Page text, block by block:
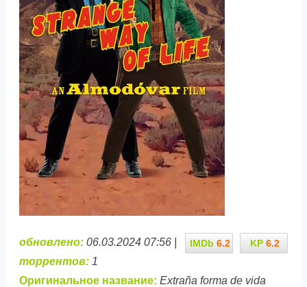
KP 6.2
IMDb 6.2
обновлено: 06.03.2024 07:56 |
торрентов: 1
Оригинальное название: Extraña forma de vida